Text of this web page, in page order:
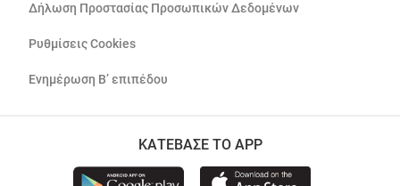
Δήλωση Προστασίας Προσωπικών Δεδομένων
Ρυθμίσεις Cookies
Ενημέρωση Β’ επιπέδου
ΚΑΤΕΒΑΣΕ ΤΟ APP